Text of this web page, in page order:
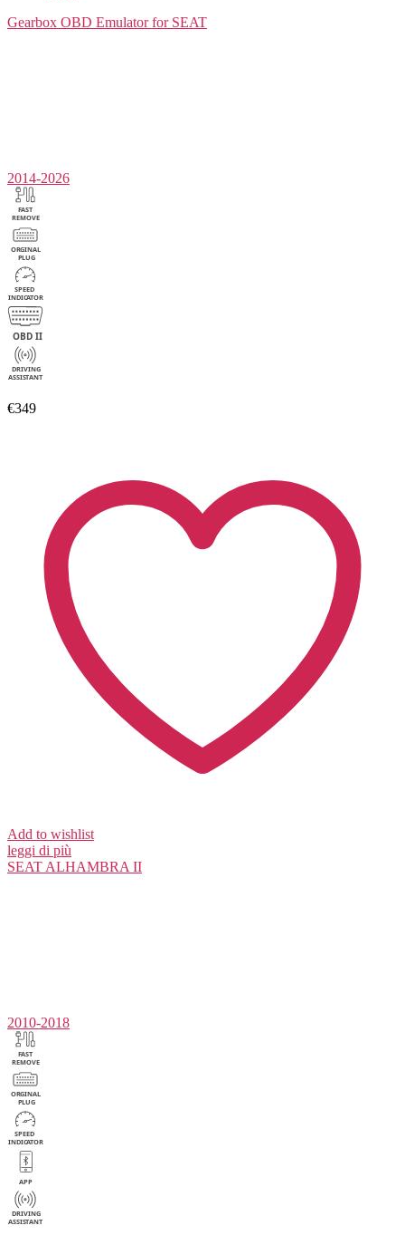
Gearbox OBD Emulator for SEAT
2014-2026
€349
Add to wishlist
leggi di più
SEAT ALHAMBRA II
2010-2018